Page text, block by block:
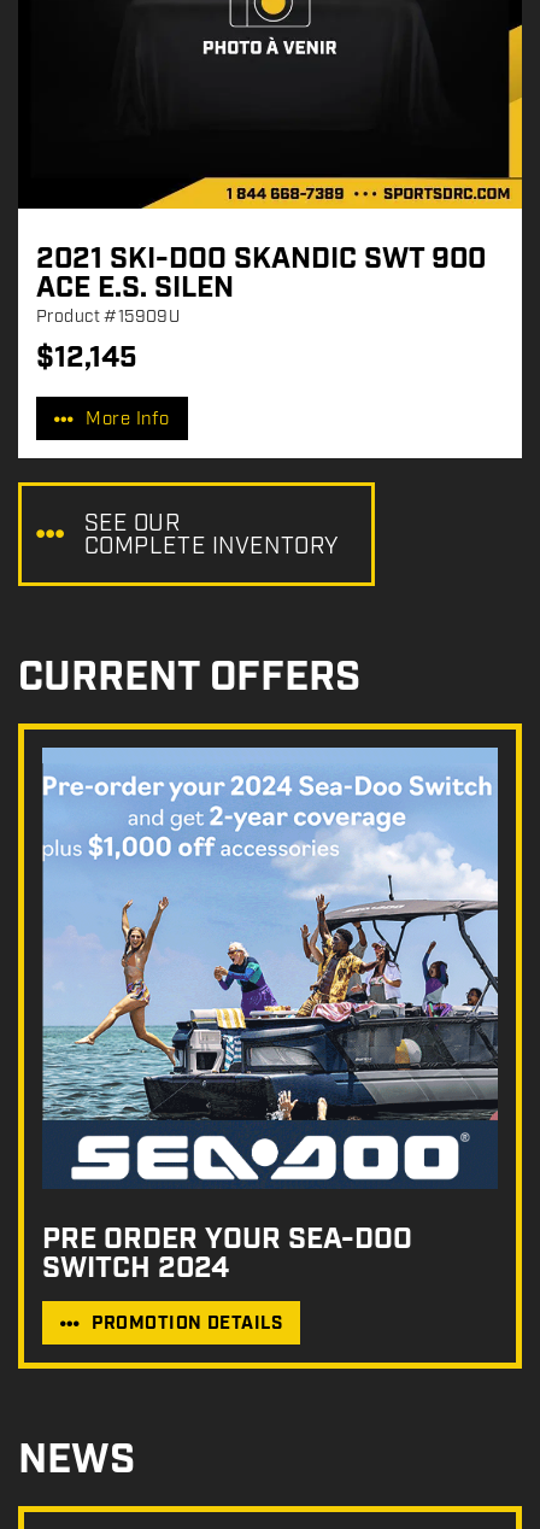
2021 SKI-DOO SKANDIC SWT 900
ACE E.S. SILEN
Product#15909U
P
r
c
$12,145
More Info
SEE OUR
COMPLETE INVENTORY
CURRENT OFFERS
PRE ORDER YOUR SEA-DOO
SWITCH 2024
PROMOTION DETAILS
NEWS